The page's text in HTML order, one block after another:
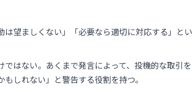
望ましくない」「必要なら適切に対応する」と
はない。あくまで発言によって、投機的な取引
しれない」と警告する役割を持つ。